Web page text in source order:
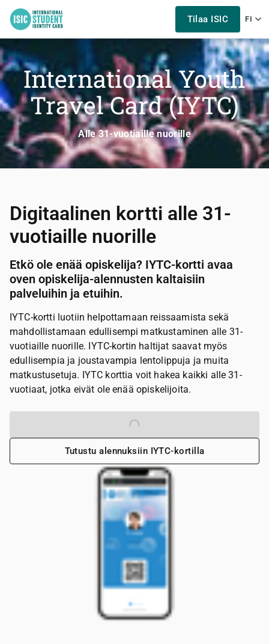
Tilaa ISIC FI
International Youth
Travel Card (IYTC)
Alle 31-vuotiaille nuorille
Digitaalinen kortti alle 31-
vuotiaille nuorille
Etkö ole enää opiskelija? IYTC-kortti avaa
oven opiskelija-alennusten kaltaisiin
palveluihin ja etuihin.
IYTC-kortti luotiin helpottamaan reissaamista sekä
mahdollistamaan edullisempi matkustaminen alle 31-
vuotiaille nuorille. IYTC-kortin haltijat saavat myös
edullisempia ja joustavampia lentolippuja ja muita
matkustusetuja. IYTC korttia voit hakea kaikki alle 31-
vuotiaat, jotka eivät ole enää opiskelijoita.
Tilaa IYTC-kortti
Tutustu alennuksiin IYTC-kortilla